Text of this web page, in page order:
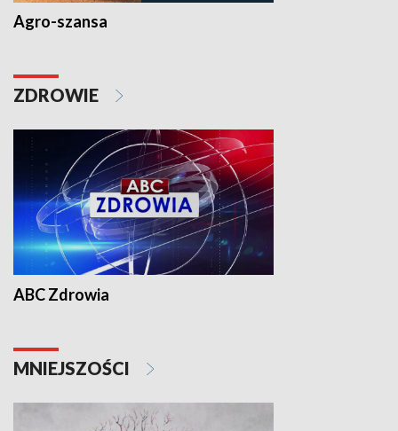
Agro-szansa
ZDROWIE
ABC Zdrowia
MNIEJSZOŚCI